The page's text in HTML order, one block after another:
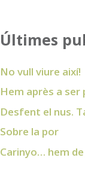
Últimes
No vull viure així!
Hem après a ser
Desfent el nus.
Sobre la por
Carinyo… hem